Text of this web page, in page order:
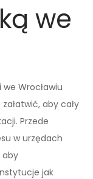
we
Wrocławiu
aby cały
Przede
w urzędach
aby
jak